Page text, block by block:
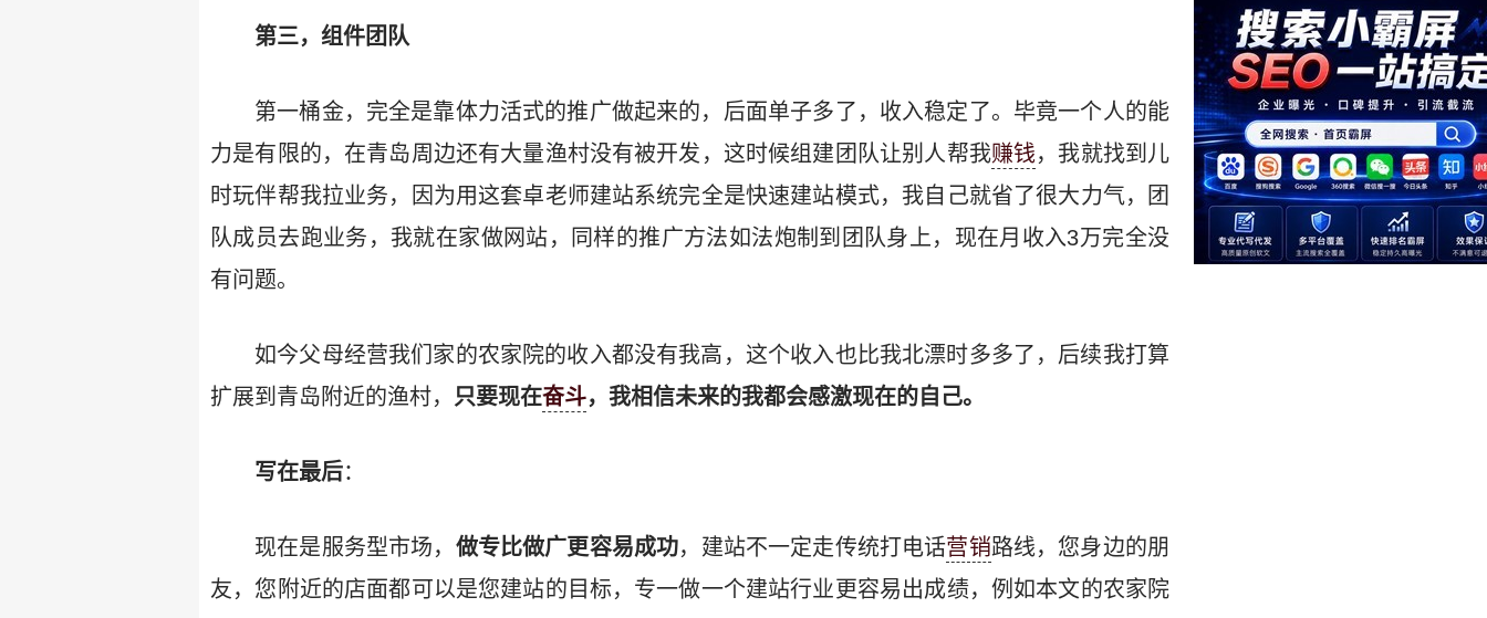
第三，组件团队
第一桶金，完全是靠体力活式的推广做起来的，后面单子多了，收入稳定了。毕竟一个人的能
力是有限的，在青岛周边还有大量渔村没有被开发，这时候组建团队让别人帮我赚钱，我就找到儿
时玩伴帮我拉业务，因为用这套卓老师建站系统完全是快速建站模式，我自己就省了很大力气，团
队成员去跑业务，我就在家做网站，同样的推广方法如法炮制到团队身上，现在月收入3万完全没
有问题。
如今父母经营我们家的农家院的收入都没有我高，这个收入也比我北漂时多多了，后续我打算
扩展到青岛附近的渔村， 只要现在奋斗，我相信未来的我都会感激现在的自己。
写在最后：
现在是服务型市场， 做专比做广更容易成功，建站不一定走传统打电话营销路线，您身边的朋
友，您附近的店面都可以是您建站的目标，专一做一个建站行业更容易出成绩，例如本文的农家院